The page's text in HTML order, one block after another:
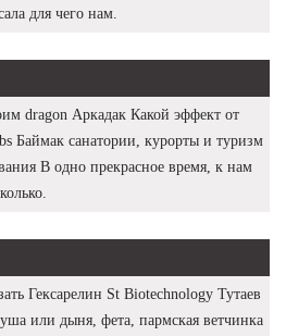
для чего нам.
dragon Аркадак Какой эффект от
Баймак санатории, курорты и туризм
В одно прекрасное время, к нам
Гексарелин St Biotechnology Тутаев
или дыня, фета, пармская ветчинка